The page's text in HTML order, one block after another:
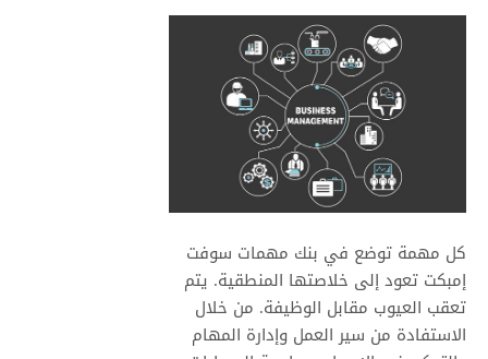
كل مهمة توضع في بنك مهمات سوفت
إمبكت تعود إلى خلاصتها المنطقية. يتم
تعقب العيوب مقابل الوظيفة. من خلال
الاستفادة من سير العمل وإدارة المهام